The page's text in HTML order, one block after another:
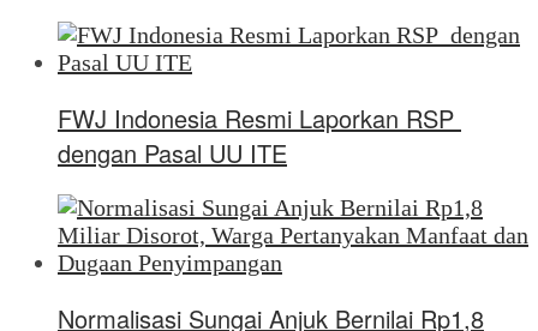
FWJ Indonesia Resmi Laporkan RSP
dengan Pasal UU ITE
Normalisasi Sungai Anjuk Bernilai Rp1,8